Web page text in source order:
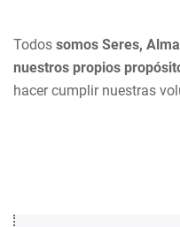
Todos somos Seres,
nuestros propios
hacer cumplir nuestras